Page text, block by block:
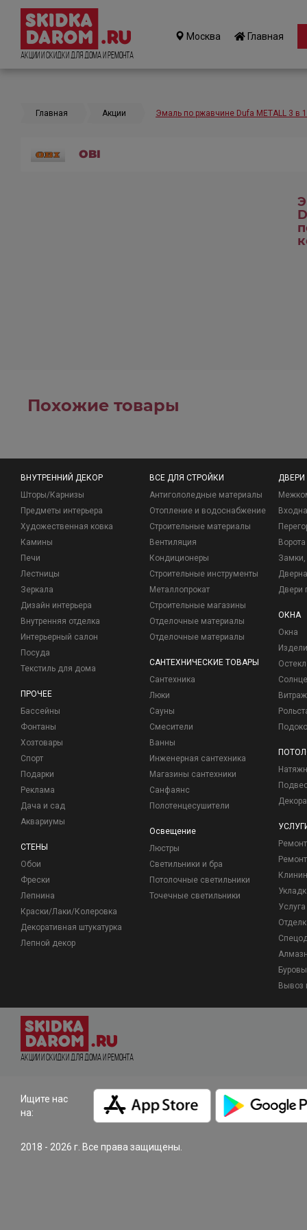
Акции и Скидки для дома и ремонта
Москва Главная
Главная Акции Эмаль по ржавчине Dufa METALL 3 в
OBI
Похожие товары
ВНУТРЕННИЙ ДЕКОР
Шторы/Карнизы
Предметы интерьера
Художественная ковка
Камины
Печи
Лестницы
Зеркала
Дизайн интерьера
Внутренняя отделка
Интерьерный салон
Посуда
Текстиль для дома
ПРОЧЕЕ
Бассейны
Фонтаны
Хозтовары
Спорт
Подарки
Реклама
Дача и сад
Аквариумы
СТЕНЫ
Обои
Фрески
Лепнина
Краски/Лаки/Колеровка
Декоративная штукатурка
Лепной декор
ВСЕ ДЛЯ СТРОЙКИ
Антигололедные материалы
Отопление и водоснабжение
Строительные материалы
Вентиляция
Кондиционеры
Строительные инструменты
Металлопрокат
Строительные магазины
Отделочные материалы
Отделочные материалы
САНТЕХНИЧЕСКИЕ ТОВАРЫ
Сантехника
Люки
Сауны
Смесители
Ванны
Инженерная сантехника
Магазины сантехники
Санфаянс
Полотенцесушители
Освещение
Люстры
Светильники и бра
Потолочные светильники
Точечные светильники
ДВЕРИ
Ворота
Замки,
Двери
ОКНА
Окна
Вывоз
Акции и Скидки для дома и ремонта
Ищите нас
на:
2018 - 2026 г. Все права защищены.